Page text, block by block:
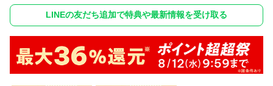
LINEの友だち追加で特典や最新情報を受け取る